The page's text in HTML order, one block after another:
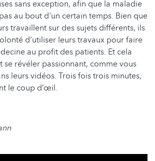
sans exception, afin que la maladie
au bout d'un certain temps. Bien que
travaillent sur des sujets différents, ils
d'utiliser leurs travaux pour faire
au profit des patients. Et cela
se révéler passionnant, comme vous
leurs vidéos. Trois fois trois minutes,
le coup d’œil.